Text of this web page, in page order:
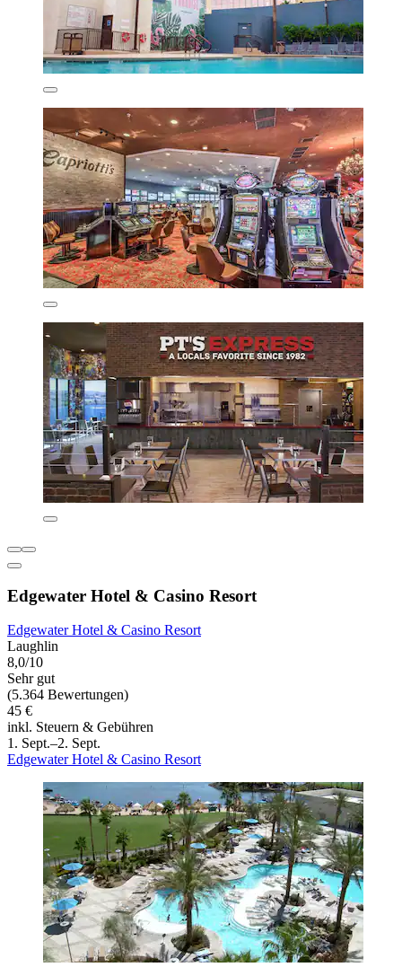
Edgewater Hotel & Casino Resort
Edgewater Hotel & Casino Resort
Laughlin
8,0/10
Sehr gut
(5.364 Bewertungen)
45 €
inkl. Steuern & Gebühren
1. Sept.–2. Sept.
Edgewater Hotel & Casino Resort